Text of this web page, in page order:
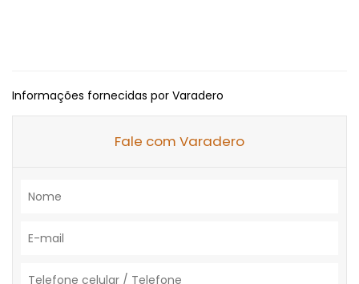
Informações fornecidas por Varadero
Fale com Varadero